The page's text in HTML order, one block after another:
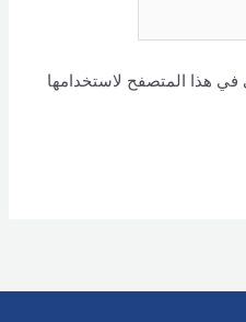
في هذا المتصفح لاستخدامها